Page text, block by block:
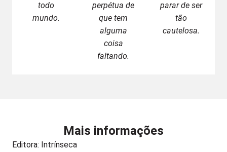
todo
mundo.
perpétua de
que tem
alguma
coisa
faltando.
parar de ser
tão
cautelosa.
Mais informações
Editora: Intrínseca